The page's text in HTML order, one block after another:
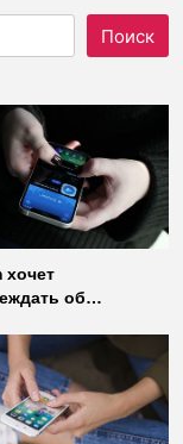
Поиск
хочет
об
клиентов